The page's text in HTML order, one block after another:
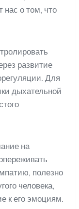
о том, что
развитие
Для
дыхательной
на
полезно
человека,
к его эмоциям.